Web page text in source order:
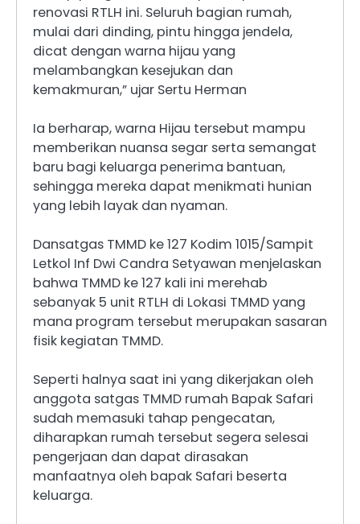
renovasi RTLH ini. Seluruh bagian rumah,
mulai dari dinding, pintu hingga jendela,
dicat dengan warna hijau yang
melambangkan kesejukan dan
kemakmuran,” ujar Sertu Herman
Ia berharap, warna Hijau tersebut mampu
memberikan nuansa segar serta semangat
baru bagi keluarga penerima bantuan,
sehingga mereka dapat menikmati hunian
yang lebih layak dan nyaman.
Dansatgas TMMD ke 127 Kodim 1015/Sampit
Letkol Inf Dwi Candra Setyawan menjelaskan
bahwa TMMD ke 127 kali ini merehab
sebanyak 5 unit RTLH di Lokasi TMMD yang
mana program tersebut merupakan sasaran
fisik kegiatan TMMD.
Seperti halnya saat ini yang dikerjakan oleh
anggota satgas TMMD rumah Bapak Safari
sudah memasuki tahap pengecatan,
diharapkan rumah tersebut segera selesai
pengerjaan dan dapat dirasakan
manfaatnya oleh bapak Safari beserta
keluarga.